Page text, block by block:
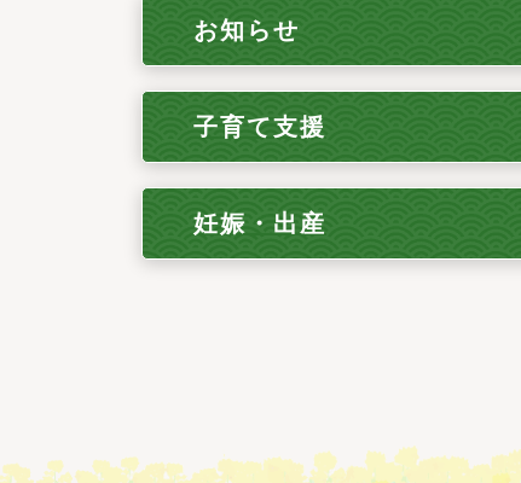
お知らせ
子育て支援
妊娠・出産